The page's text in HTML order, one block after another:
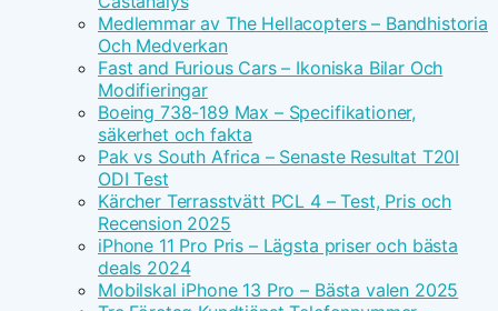
Medlemmar av The Hellacopters – Bandhistoria
Och Medverkan
Fast and Furious Cars – Ikoniska Bilar Och
Modifieringar
Boeing 738-189 Max – Specifikationer,
säkerhet och fakta
Pak vs South Africa – Senaste Resultat T20I
ODI Test
Kärcher Terrasstvätt PCL 4 – Test, Pris och
Recension 2025
iPhone 11 Pro Pris – Lägsta priser och bästa
deals 2024
Mobilskal iPhone 13 Pro – Bästa valen 2025